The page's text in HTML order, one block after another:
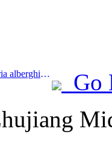
Prev:L'era 'post-brand' dell'industria alberghiera: dall'espansione su larga scala all'efficienza al primo posto
Go